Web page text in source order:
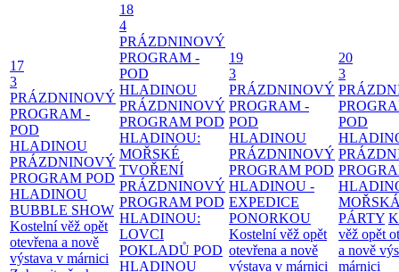
17
3
PRÁZDNINOVÝ
PROGRAM -
POD
HLADINOU
PRÁZDNINOVÝ
PROGRAM POD
HLADINOU
BUBBLE SHOW
Kostelní věž opět
otevřena a nově
výstava v márnici
18
4
PRÁZDNINOVÝ
PROGRAM -
POD
HLADINOU
PRÁZDNINOVÝ
PROGRAM POD
HLADINOU:
MOŘSKÉ
TVOŘENÍ
PRÁZDNINOVÝ
PROGRAM POD
HLADINOU:
LOVCI
POKLADŮ POD
HLADINOU
19
3
PRÁZDNINOVÝ
PROGRAM -
POD
HLADINOU
PRÁZDNINOVÝ
PROGRAM POD
HLADINOU -
EXPEDICE
PONORKOU
Kostelní věž opět
otevřena a nově
výstava v márnici
20
3
POD
PÁRTY
věž opět
a nově
márnici